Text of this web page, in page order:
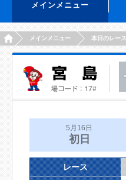
メインメニュー
HOMEメインメニュー 本日のレース
5月16日
初日
レース